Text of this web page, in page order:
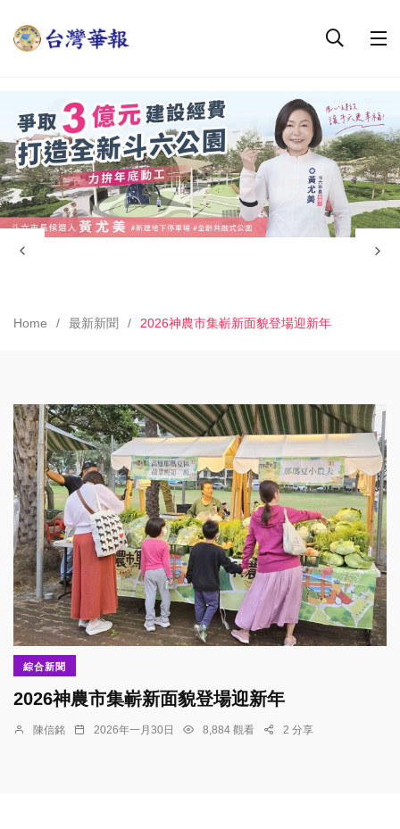
Home 最新新聞 2026神農市集嶄新面貌登場迎新年
綜合新聞
2026神農市集嶄新面貌登場迎新年
陳信銘 2026年一月30日 8,884 觀看 2 分享